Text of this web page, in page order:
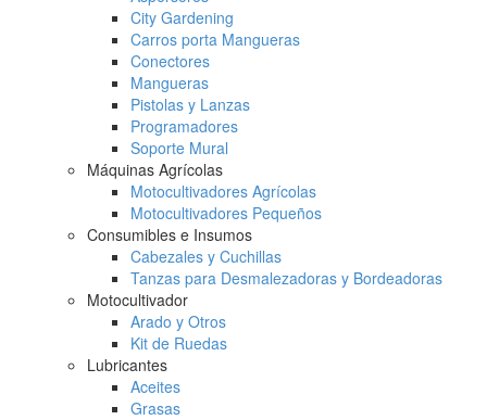
City Gardening
Carros porta Mangueras
Conectores
Mangueras
Pistolas y Lanzas
Programadores
Soporte Mural
Máquinas Agrícolas
Motocultivadores Agrícolas
Motocultivadores Pequeños
Consumibles e Insumos
Cabezales y Cuchillas
Tanzas para Desmalezadoras y Bordeadoras
Motocultivador
Arado y Otros
Kit de Ruedas
Lubricantes
Aceites
Grasas